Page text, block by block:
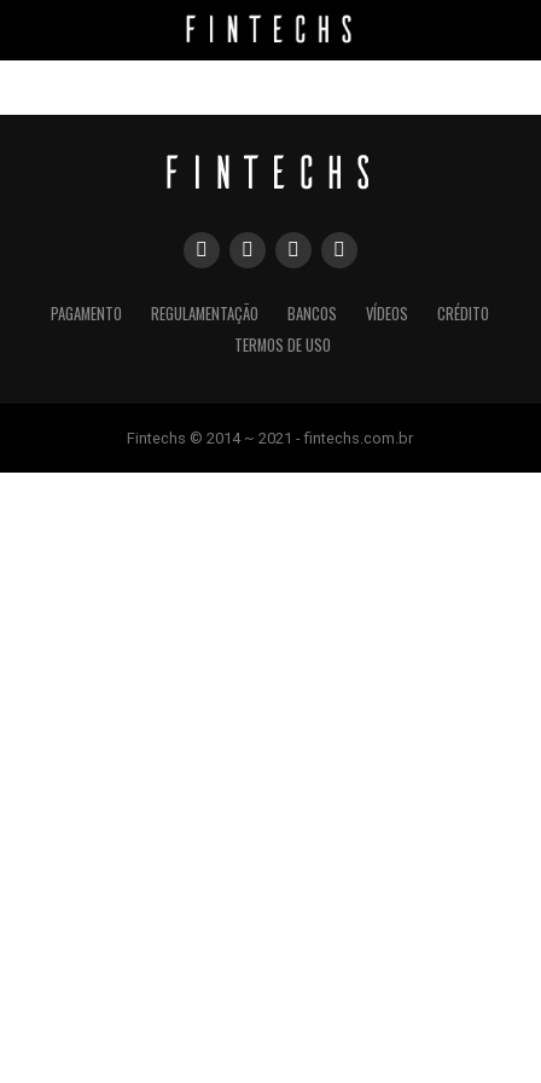
PAGAMENTO REGULAMENTAÇÃO BANCOS VÍDEOS
CRÉDITO
TERMOS DE USO
Fintechs © 2014 ~ 2021 - fintechs.com.br